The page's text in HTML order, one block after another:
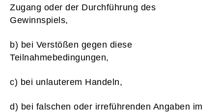
Zugang oder der Durchführung des
Gewinnspiels,
b) bei Verstößen gegen diese
Teilnahmebedingungen,
c) bei unlauterem Handeln,
d) bei falschen oder irreführenden Angaben im